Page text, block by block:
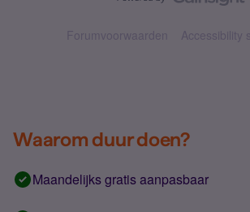
Forumvoorwaarden Accessibility
Waarom duur doen?
Maandelijks gratis aanpasbaar